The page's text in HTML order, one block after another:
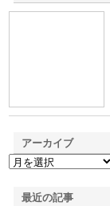
アーカイブ
最近の記事